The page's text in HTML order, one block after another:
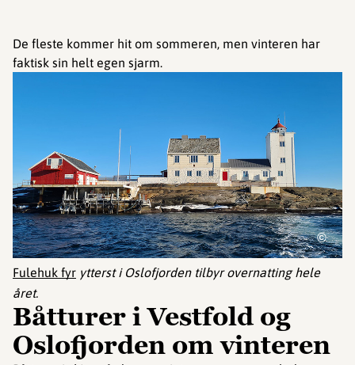
De fleste kommer hit om sommeren, men vinteren har
faktisk sin helt egen sjarm.
©
Fulehuk fyr ytterst i Oslofjorden tilbyr overnatting hele
året.
Båtturer i Vestfold og
Oslofjorden om vinteren